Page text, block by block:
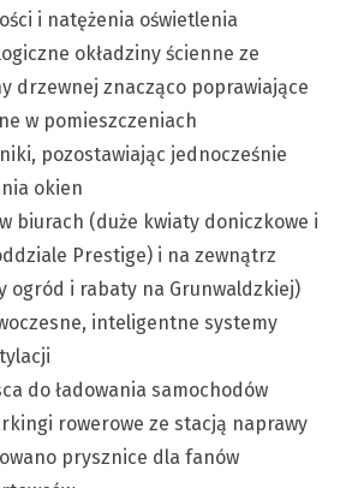
i natężenia oświetlenia
okładziny ścienne ze
drzewnej znacząco poprawiające
w pomieszczeniach
pozostawiając jednocześnie
okien
biurach (duże kwiaty doniczkowe i
Prestige) i na zewnątrz
ogród i rabaty na Grunwaldzkiej)
inteligentne systemy
do ładowania samochodów
rowerowe ze stacją naprawy
prysznice dla fanów